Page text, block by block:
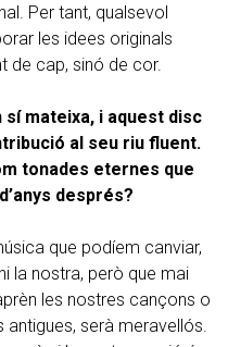
Per tant, qualsevol
les idees originals
de cap, sinó de cor.
mateixa, i aquest disc
al seu riu fluent.
tonades eternes que
després?
que podíem canviar,
la nostra, però que mai
les nostres cançons o
serà meravellós.